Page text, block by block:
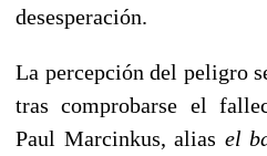
desesperación.
La percepción del peligro
tras comprobarse el
Paul Marcinkus, alias el